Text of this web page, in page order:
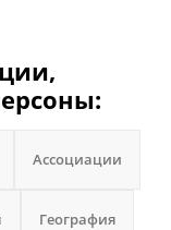
Ассоциации
География